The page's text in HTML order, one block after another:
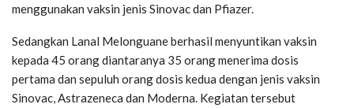
menggunakan vaksin jenis Sinovac dan Pfiazer.
Sedangkan Lanal Melonguane berhasil menyuntikan vaksin
kepada 45 orang diantaranya 35 orang menerima dosis
pertama dan sepuluh orang dosis kedua dengan jenis vaksin
Sinovac, Astrazeneca dan Moderna. Kegiatan tersebut